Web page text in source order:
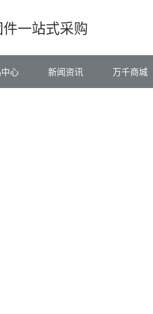
件一站式采购
心 新闻资讯 万千商城